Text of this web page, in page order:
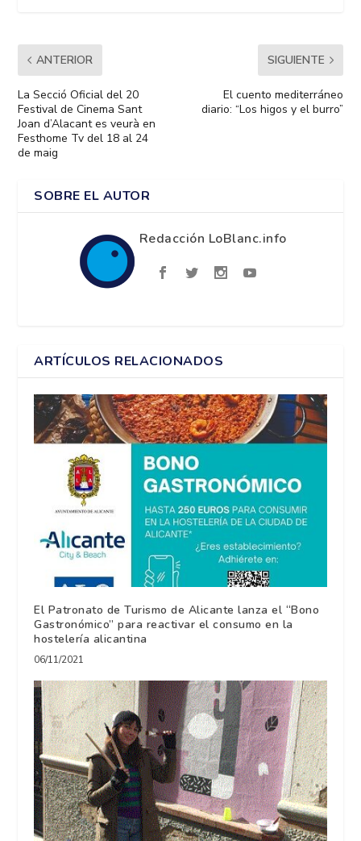
ANTERIOR
La Secció Oficial del 20
Festival de Cinema Sant
Joan d’Alacant es veurà en
Festhome Tv del 18 al 24
de maig
SIGUIENTE
El cuento mediterráneo
diario: “Los higos y el burro”
SOBRE EL AUTOR
Redacción LoBlanc.info
ARTÍCULOS RELACIONADOS
El Patronato de Turismo de Alicante lanza el “Bono
Gastronómico” para reactivar el consumo en la
hostelería alicantina
06/11/2021